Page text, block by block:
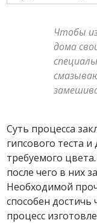
Чтобы
дома
Суть процесса
гипсового теста
требуемого
после чего в них
Необходимой
способен достичь
процесс